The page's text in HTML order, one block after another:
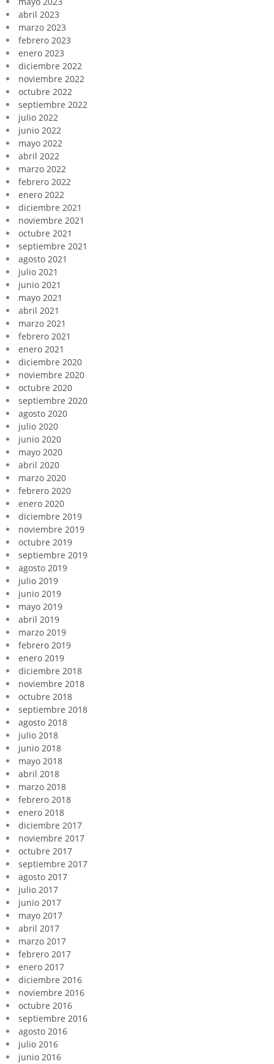
abril 2023
marzo 2023
febrero 2023
enero 2023
diciembre 2022
noviembre 2022
octubre 2022
septiembre 2022
julio 2022
junio 2022
mayo 2022
abril 2022
marzo 2022
febrero 2022
enero 2022
diciembre 2021
noviembre 2021
octubre 2021
septiembre 2021
agosto 2021
julio 2021
junio 2021
mayo 2021
abril 2021
marzo 2021
febrero 2021
enero 2021
diciembre 2020
noviembre 2020
octubre 2020
septiembre 2020
agosto 2020
julio 2020
junio 2020
mayo 2020
abril 2020
marzo 2020
febrero 2020
enero 2020
diciembre 2019
noviembre 2019
octubre 2019
septiembre 2019
agosto 2019
julio 2019
junio 2019
mayo 2019
abril 2019
marzo 2019
febrero 2019
enero 2019
diciembre 2018
noviembre 2018
octubre 2018
septiembre 2018
agosto 2018
julio 2018
junio 2018
mayo 2018
abril 2018
marzo 2018
febrero 2018
enero 2018
diciembre 2017
noviembre 2017
octubre 2017
septiembre 2017
agosto 2017
julio 2017
junio 2017
mayo 2017
abril 2017
marzo 2017
febrero 2017
enero 2017
diciembre 2016
noviembre 2016
octubre 2016
septiembre 2016
agosto 2016
julio 2016
junio 2016